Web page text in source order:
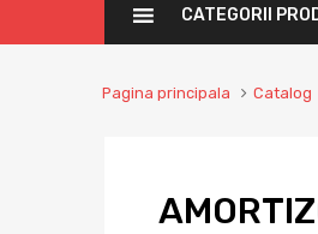
CATEGORII
Pagina principala Catalog